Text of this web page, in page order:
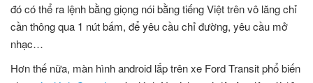
đó có thể ra lệnh bằng giọng nói bằng tiếng Việt trên vô lăng chỉ
cần thông qua 1 nút bấm, để yêu cầu chỉ đường, yêu cầu mở
nhạc…
Hơn thế nữa, màn hình android lắp trên xe Ford Transit phổ biến